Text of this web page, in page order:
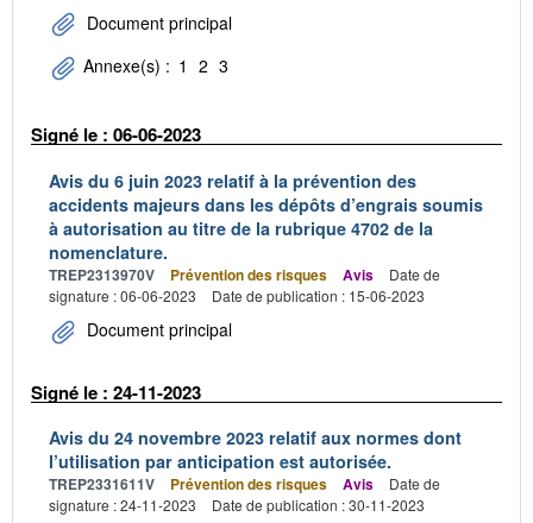
Document principal
Annexe(s) : 1 2 3
Signé le : 06-06-2023
Avis du 6 juin 2023 relatif à la prévention des
accidents majeurs dans les dépôts d’engrais soumis
à autorisation au titre de la rubrique 4702 de la
nomenclature.
TREP2313970V Prévention des risques Avis
Date de
signature : 06-06-2023
Date de publication : 15-06-2023
Document principal
Signé le : 24-11-2023
Avis du 24 novembre 2023 relatif aux normes dont
l’utilisation par anticipation est autorisée.
TREP2331611V Prévention des risques Avis
Date de
signature : 24-11-2023
Date de publication : 30-11-2023